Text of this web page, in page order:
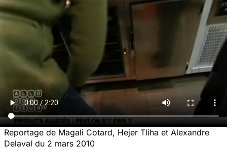
Reportage de Magali Cotard, Hejer Tliha et Alexandre
Delaval du 2 mars 2010